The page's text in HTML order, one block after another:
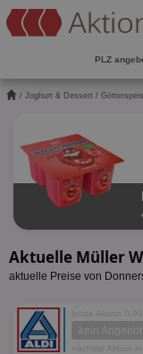
PLZ
/ Joghurt & Dessert /
Aktuelle Müller
aktuelle Preise von
letzte Aktion
kein
nächste Aktion